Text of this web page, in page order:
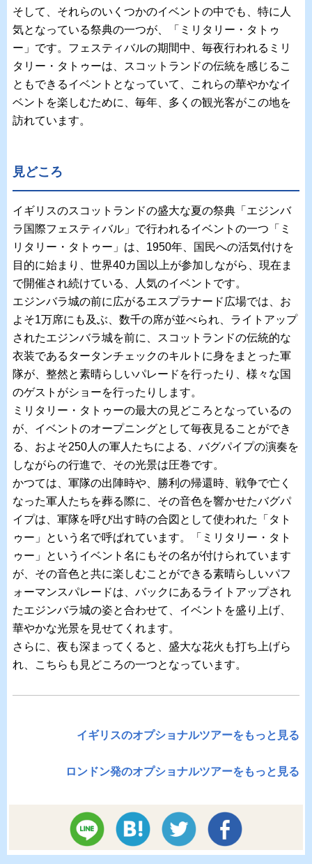
そして、それらのいくつかのイベントの中でも、特に人
気となっている祭典の一つが、「ミリタリー・タトゥ
ー」です。フェスティバルの期間中、毎夜行われるミリ
タリー・タトゥーは、スコットランドの伝統を感じるこ
ともできるイベントとなっていて、これらの華やかなイ
ベントを楽しむために、毎年、多くの観光客がこの地を
訪れています。
見どころ
イギリスのスコットランドの盛大な夏の祭典「エジンバ
ラ国際フェスティバル」で行われるイベントの一つ「ミ
リタリー・タトゥー」は、1950年、国民への活気付けを
目的に始まり、世界40カ国以上が参加しながら、現在ま
で開催され続けている、人気のイベントです。
エジンバラ城の前に広がるエスプラナード広場では、お
よそ1万席にも及ぶ、数千の席が並べられ、ライトアップ
されたエジンバラ城を前に、スコットランドの伝統的な
衣装であるタータンチェックのキルトに身をまとった軍
隊が、整然と素晴らしいパレードを行ったり、様々な国
のゲストがショーを行ったりします。
ミリタリー・タトゥーの最大の見どころとなっているの
が、イベントのオープニングとして毎夜見ることができ
る、およそ250人の軍人たちによる、バグパイプの演奏を
しながらの行進で、その光景は圧巻です。
かつては、軍隊の出陣時や、勝利の帰還時、戦争で亡く
なった軍人たちを葬る際に、その音色を響かせたバグパ
イプは、軍隊を呼び出す時の合図として使われた「タト
ゥー」という名で呼ばれています。「ミリタリー・タト
ゥー」というイベント名にもその名が付けられています
が、その音色と共に楽しむことができる素晴らしいパフ
ォーマンスパレードは、バックにあるライトアップされ
たエジンバラ城の姿と合わせて、イベントを盛り上げ、
華やかな光景を見せてくれます。
さらに、夜も深まってくると、盛大な花火も打ち上げら
れ、こちらも見どころの一つとなっています。
イギリスのオプショナルツアーをもっと見る
ロンドン発のオプショナルツアーをもっと見る